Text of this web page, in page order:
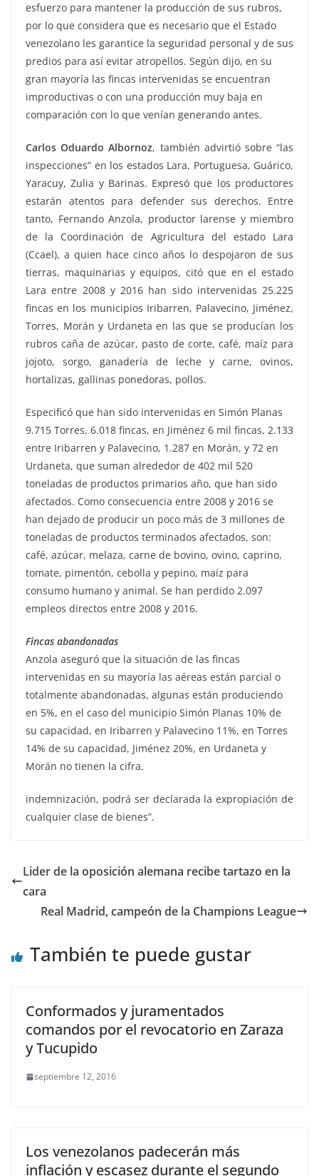
esfuerzo para mantener la producción de sus rubros,
por lo que considera que es necesario que el Estado
venezolano les garantice la seguridad personal y de sus
predios para así evitar atropellos. Según dijo, en su
gran mayoría las fincas intervenidas se encuentran
improductivas o con una producción muy baja en
comparación con lo que venían generando antes.
Carlos Oduardo Albornoz, también advirtió sobre “las
inspecciones” en los estados Lara, Portuguesa, Guárico,
Yaracuy, Zulia y Barinas. Expresó que los productores
estarán atentos para defender sus derechos. Entre
tanto, Fernando Anzola, productor larense y miembro
de la Coordinación de Agricultura del estado Lara
(Ccael), a quien hace cinco años lo despojaron de sus
tierras, maquinarias y equipos, citó que en el estado
Lara entre 2008 y 2016 han sido intervenidas 25.225
fincas en los municipios Iribarren, Palavecino, Jiménez,
Torres, Morán y Urdaneta en las que se producían los
rubros caña de azúcar, pasto de corte, café, maíz para
jojoto, sorgo, ganadería de leche y carne, ovinos,
hortalizas, gallinas ponedoras, pollos.
Especificó que han sido intervenidas en Simón Planas
9.715 Torres, 6.018 fincas, en Jiménez 6 mil fincas, 2.133
entre Iribarren y Palavecino, 1.287 en Morán, y 72 en
Urdaneta, que suman alrededor de 402 mil 520
toneladas de productos primarios año, que han sido
afectados. Como consecuencia entre 2008 y 2016 se
han dejado de producir un poco más de 3 millones de
toneladas de productos terminados afectados, son:
café, azúcar, melaza, carne de bovino, ovino, caprino,
tomate, pimentón, cebolla y pepino, maíz para
consumo humano y animal. Se han perdido 2.097
empleos directos entre 2008 y 2016.
Fincas abandonadas
Anzola aseguró que la situación de las fincas
intervenidas en su mayoría las aéreas están parcial o
totalmente abandonadas, algunas están produciendo
en 5%, en el caso del municipio Simón Planas 10% de
su capacidad, en Iribarren y Palavecino 11%, en Torres
14% de su capacidad, Jiménez 20%, en Urdaneta y
Morán no tienen la cifra.
indemnización, podrá ser declarada la expropiación de
cualquier clase de bienes”.
Lider de la oposición alemana recibe tartazo en la
cara
Real Madrid, campeón de la Champions League
También te puede gustar
Conformados y juramentados
comandos por el revocatorio en Zaraza
y Tucupido
septiembre 12, 2016
Los venezolanos padecerán más
inflación y escasez durante el segundo